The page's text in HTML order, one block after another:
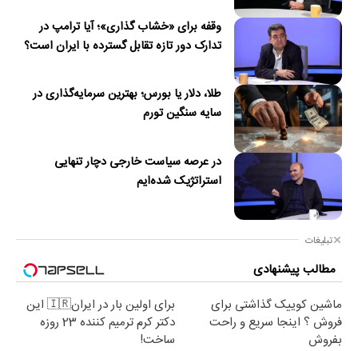
وقفه برای «خشاب گذاری»؛ آیا ترامپ در
تدارک دور تازه تقابل گسترده با ایران است؟
طلا، دلار یا بورس؛ بهترین سرمایه‌گذاری در
سایه سنگین تورم
در عرصه سیاست خارجی دچار تنهایی
استراتژیک شده‌ایم
تبلیغات
مطالب پیشنهادی
ماشین کوییک گذاشتی برای
فروش ؟ اینجا سریع و راحت
بفروش
برای اولین بار در ایران🇮🇷 این
دکتر کرم ترمیم کننده 23 روزه
ساخت!